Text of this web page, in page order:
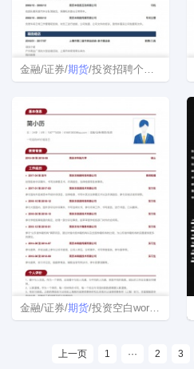
金融/证券/期货/投资招聘个人简历模板
金融/证券/期货/投资空白word简历模板
上一页 1 ··· 2 3